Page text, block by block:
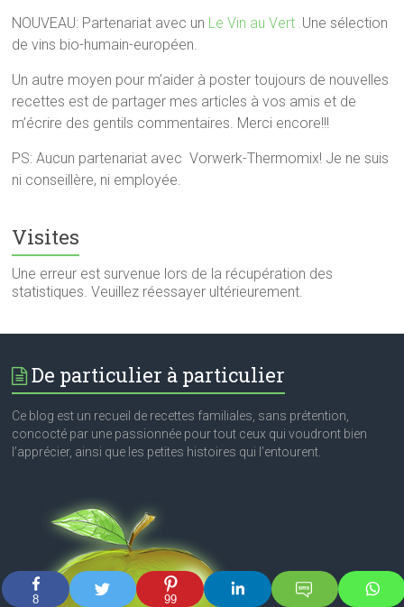
8 99
NOUVEAU: Partenariat avec un Le Vin au Vert . Une sélection
de vins bio-humain-européen.
Un autre moyen pour m’aider à poster toujours de nouvelles
recettes est de partager mes articles à vos amis et de
m’écrire des gentils commentaires. Merci encore!!!
PS: Aucun partenariat avec Vorwerk-Thermomix! Je ne suis
ni conseillère, ni employée.
Visites
Une erreur est survenue lors de la récupération des
statistiques. Veuillez réessayer ultérieurement.
De particulier à particulier
Ce blog est un recueil de recettes familiales, sans prétention,
concocté par une passionnée pour tout ceux qui voudront bien
l’apprécier, ainsi que les petites histoires qui l’entourent.